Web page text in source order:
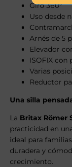
Giro 360°
Uso desde
Arnés de 5
Elevador
ISOFIX con
Varias
Reductor
Una silla
La Britax Römer
practicidad en
ideal para
duradera y
crecimiento.